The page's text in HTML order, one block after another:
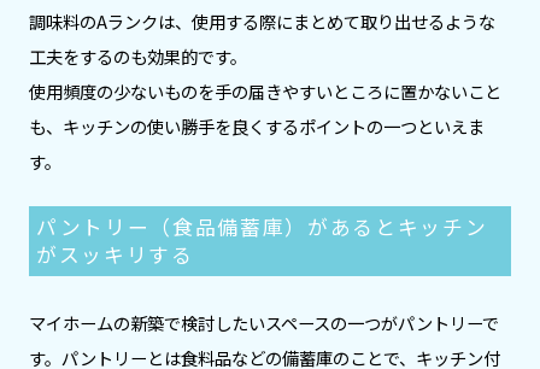
調味料のAランクは、使用する際にまとめて取り出せるような
工夫をするのも効果的です。
使用頻度の少ないものを手の届きやすいところに置かないこと
も、キッチンの使い勝手を良くするポイントの一つといえま
す。
パントリー（食品備蓄庫）があるとキッチン
がスッキリする
マイホームの新築で検討したいスペースの一つがパントリーで
す。パントリーとは食料品などの備蓄庫のことで、キッチン付